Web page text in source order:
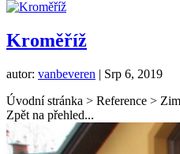
Kroměříž
autor: vanbeveren | Srp 6, 2019
Úvodní stránka > Reference >
Zpět na přehled...